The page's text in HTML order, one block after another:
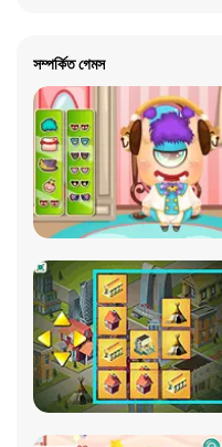
সম্পর্কিত গেমস